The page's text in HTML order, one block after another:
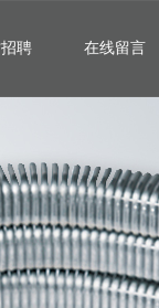
聘 在线留言